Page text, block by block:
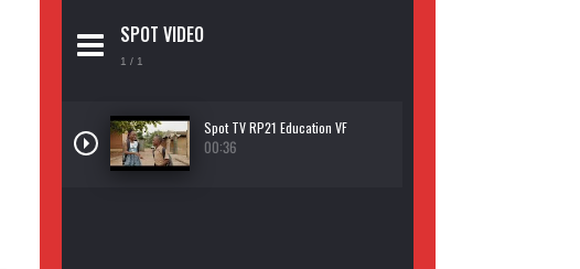
SPOT VIDEO
1 / 1
Spot TV RP21 Education VF
00:36